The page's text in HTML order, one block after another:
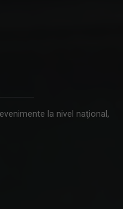
la nivel naţional,